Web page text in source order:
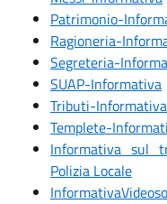
Patrimonio-
Ragioneria-
Segreteria-
SUAP-Informativa
Tributi-Informativa
Templete-
Informativa sul
Polizia Locale